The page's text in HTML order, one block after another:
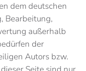
dem deutschen
Bearbeitung,
außerhalb
der
Autors bzw.